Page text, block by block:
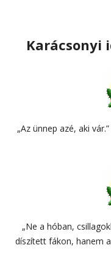
Karácsonyi
„Az ünnep azé, aki
„Ne a hóban,
díszített fákon, hanem